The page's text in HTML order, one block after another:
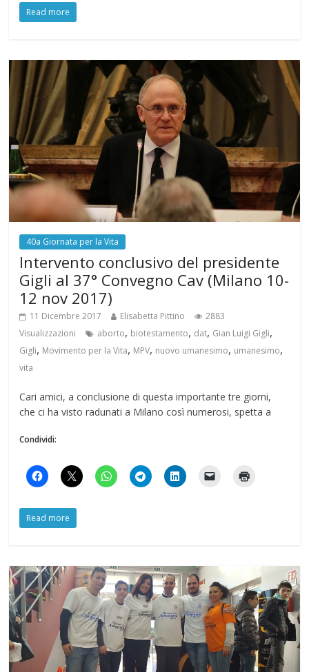
Read more
40a Giornata per la Vita
Intervento conclusivo del presidente
Gigli al 37° Convegno Cav (Milano 10-
12 nov 2017)
11 Dicembre 2017 Elisabetta Pittino
2883
Visualizzazioni
aborto, biotestamento, dat, Gian Luigi Gigli,
Gigli, Movimento per la Vita, MPV, nuovo umanesimo, umanesimo,
vita
Cari amici, a conclusione di questa importante tre giorni,
che ci ha visto radunati a Milano così numerosi, spetta a
Condividi:
Read more